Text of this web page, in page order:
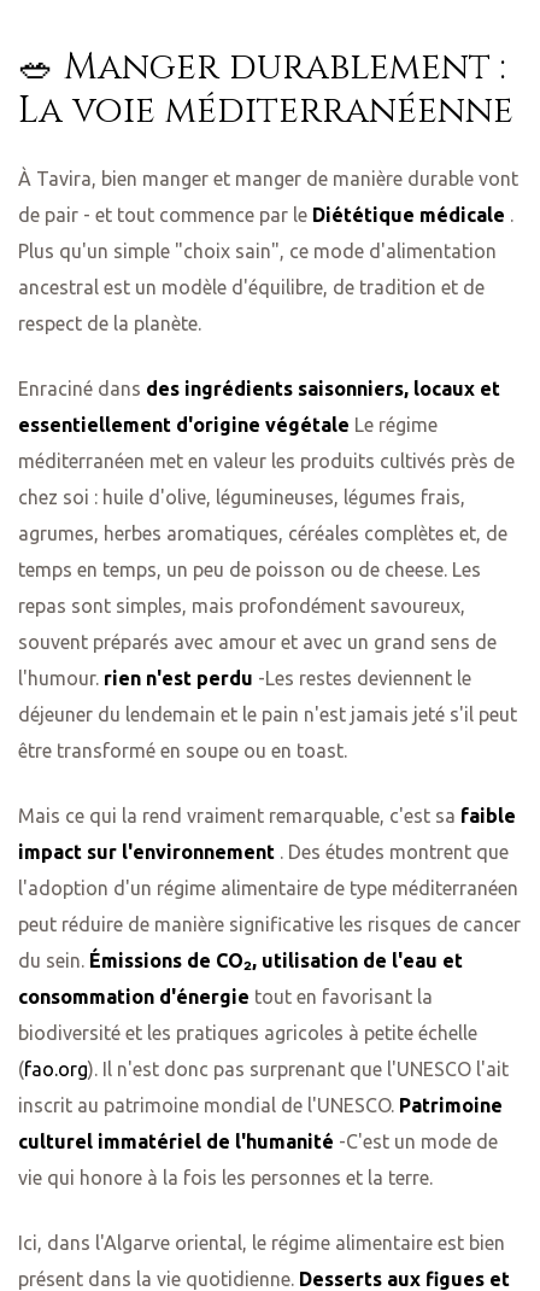
🥗 Manger durablement :
La voie méditerranéenne
À Tavira, bien manger et manger de manière durable vont
de pair - et tout commence par le Diététique médicale .
Plus qu'un simple "choix sain", ce mode d'alimentation
ancestral est un modèle d'équilibre, de tradition et de
respect de la planète.
Enraciné dans des ingrédients saisonniers, locaux et
essentiellement d'origine végétale Le régime
méditerranéen met en valeur les produits cultivés près de
chez soi : huile d'olive, légumineuses, légumes frais,
agrumes, herbes aromatiques, céréales complètes et, de
temps en temps, un peu de poisson ou de cheese. Les
repas sont simples, mais profondément savoureux,
souvent préparés avec amour et avec un grand sens de
l'humour. rien n'est perdu -Les restes deviennent le
déjeuner du lendemain et le pain n'est jamais jeté s'il peut
être transformé en soupe ou en toast.
Mais ce qui la rend vraiment remarquable, c'est sa faible
impact sur l'environnement . Des études montrent que
l'adoption d'un régime alimentaire de type méditerranéen
peut réduire de manière significative les risques de cancer
du sein. Émissions de CO₂, utilisation de l'eau et
consommation d'énergie tout en favorisant la
biodiversité et les pratiques agricoles à petite échelle
(fao.org). Il n'est donc pas surprenant que l'UNESCO l'ait
inscrit au patrimoine mondial de l'UNESCO. Patrimoine
culturel immatériel de l'humanité -C'est un mode de
vie qui honore à la fois les personnes et la terre.
Ici, dans l'Algarve oriental, le régime alimentaire est bien
présent dans la vie quotidienne. Desserts aux figues et